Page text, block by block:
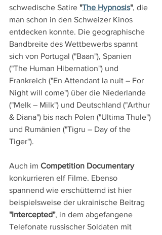
schwedische Satire "The Hypnosis", die
man schon in den Schweizer Kinos
entdecken konnte. Die geographische
Bandbreite des Wettbewerbs spannt
sich von Portugal ("Baan"), Spanien
("The Human Hibernation") und
Frankreich ("En Attendant la nuit – For
Night will come") über die Niederlande
("Melk – Milk") und Deutschland ("Arthur
& Diana") bis nach Polen ("Ultima Thule")
und Rumänien ("Tigru – Day of the
Tiger").
Auch im Competition Documentary
konkurrieren elf Filme. Ebenso
spannend wie erschütternd ist hier
beispielsweise der ukrainische Beitrag
"Intercepted", in dem abgefangene
Telefonate russischer Soldaten mit